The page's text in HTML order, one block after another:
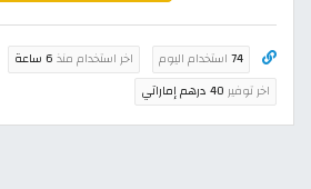
74 استخدام اليوم اخر استخدام منذ 6 ساعة
اخر توفير 40 درهم إماراتي